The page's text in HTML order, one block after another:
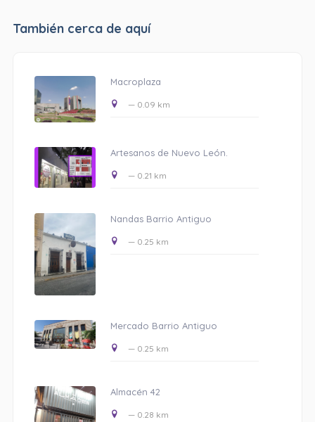
También cerca de aquí
Macroplaza
— 0.09 km
Artesanos de Nuevo León.
— 0.21 km
Nandas Barrio Antiguo
— 0.25 km
Mercado Barrio Antiguo
— 0.25 km
Almacén 42
— 0.28 km